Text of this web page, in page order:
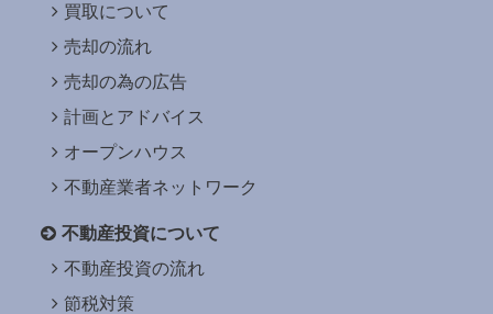
買取について
売却の流れ
売却の為の広告
計画とアドバイス
オープンハウス
不動産業者ネットワーク
不動産投資について
不動産投資の流れ
節税対策